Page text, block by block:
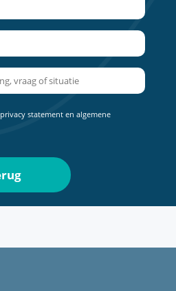
privacy statementen algemene